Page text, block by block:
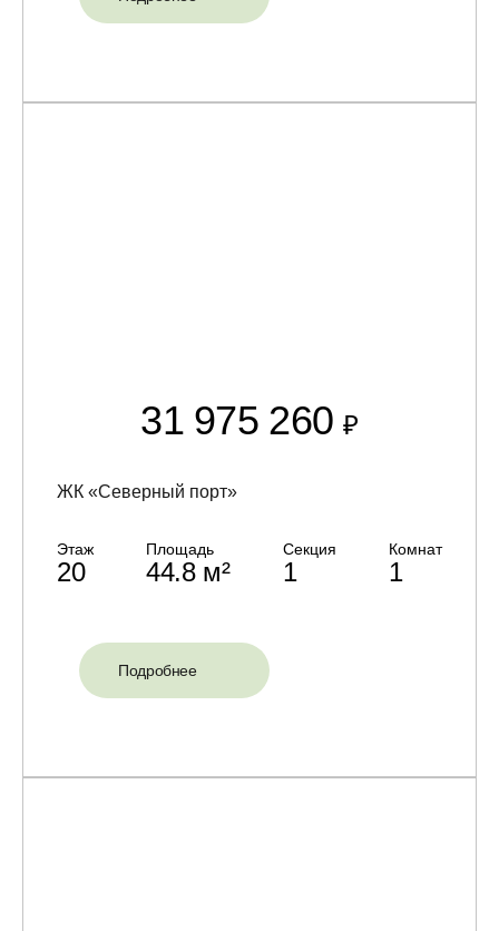
31 975 260₽
ЖК «Северный порт»
Этаж
20
Площадь
44.8 м²
Секция
1
Комнат
1
Подробнее